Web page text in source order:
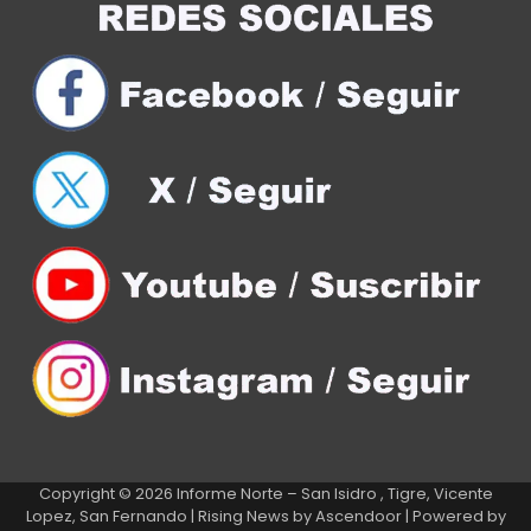
Copyright © 2026 Informe Norte – San Isidro , Tigre, Vicente
Lopez, San Fernando | Rising News byAscendoor| Powered by